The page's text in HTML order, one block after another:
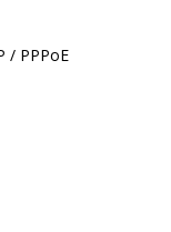
/ PPPoE